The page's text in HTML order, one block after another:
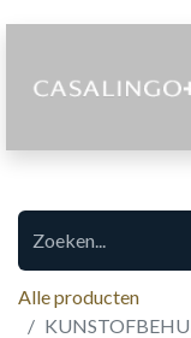
Alle producten